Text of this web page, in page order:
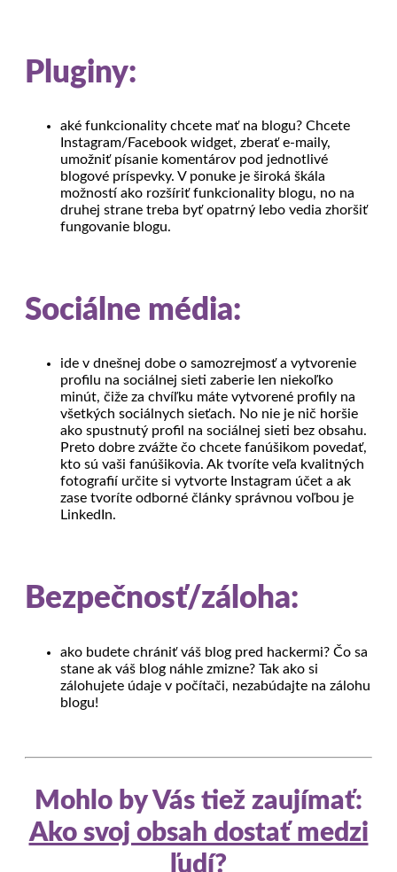
Pluginy:
aké funkcionality chcete mať na blogu? Chcete
Instagram/Facebook widget, zberať e-maily,
umožniť písanie komentárov pod jednotlivé
blogové príspevky. V ponuke je široká škála
možností ako rozšíriť funkcionality blogu, no na
druhej strane treba byť opatrný lebo vedia zhoršiť
fungovanie blogu.
Sociálne média:
ide v dnešnej dobe o samozrejmosť a vytvorenie
profilu na sociálnej sieti zaberie len niekoľko
minút, čiže za chvíľku máte vytvorené profily na
všetkých sociálnych sieťach. No nie je nič horšie
ako spustnutý profil na sociálnej sieti bez obsahu.
Preto dobre zvážte čo chcete fanúšikom povedať,
kto sú vaši fanúšikovia. Ak tvoríte veľa kvalitných
fotografií určite si vytvorte Instagram účet a ak
zase tvoríte odborné články správnou voľbou je
LinkedIn.
Bezpečnosť/záloha:
ako budete chrániť váš blog pred hackermi? Čo sa
stane ak váš blog náhle zmizne? Tak ako si
zálohujete údaje v počítači, nezabúdajte na zálohu
blogu!
Mohlo by Vás tiež zaujímať:
Ako svoj obsah dostať medzi
ľudí?